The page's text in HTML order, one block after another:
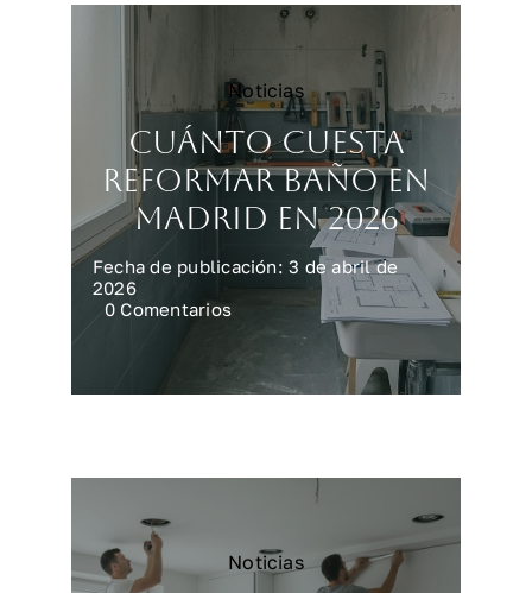
Noticias
Cuánto cuesta
reformar baño en
Madrid en 2026
Fecha de publicación: 3 de abril de
2026
0 Comentarios
Cuánto
reformar
baño
2026
Noticias